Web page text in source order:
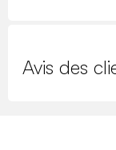
Avis des